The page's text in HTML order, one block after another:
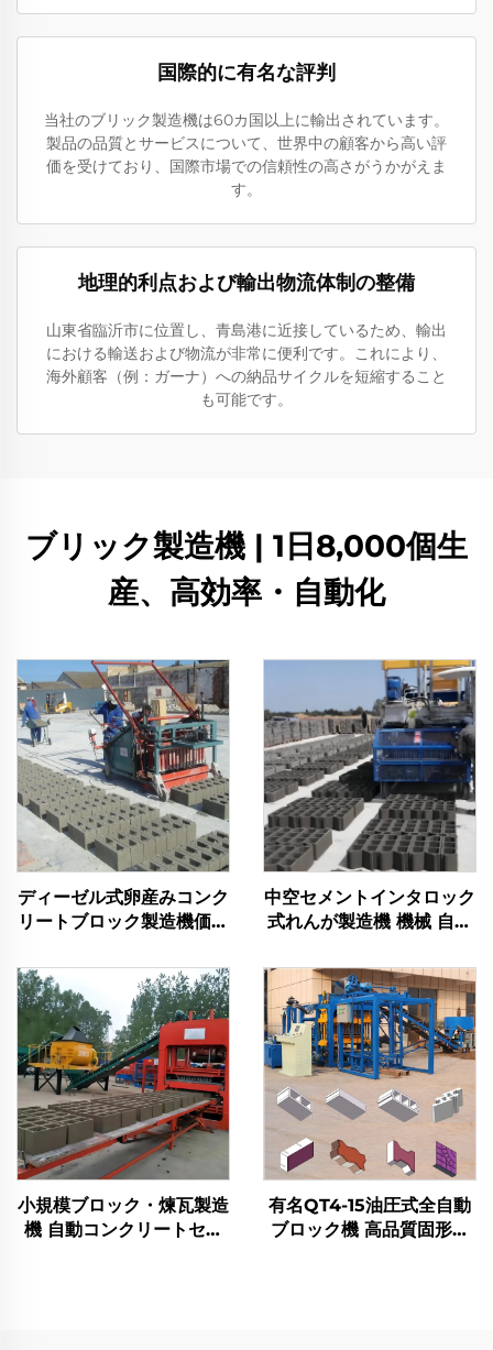
国際的に有名な評判
当社のブリック製造機は60カ国以上に輸出されています。
製品の品質とサービスについて、世界中の顧客から高い評
価を受けており、国際市場での信頼性の高さがうかがえま
す。
地理的利点および輸出物流体制の整備
山東省臨沂市に位置し、青島港に近接しているため、輸出
における輸送および物流が非常に便利です。これにより、
海外顧客（例：ガーナ）への納品サイクルを短縮すること
も可能です。
ブリック製造機 | 1日8,000個生
産、高効率・自動化
ディーゼル式卵産みコンク
リートブロック製造機価格
ロック成型機
中空セメントインタロック
式れんが製造機 機械 自動
ク製造機
小規模ブロック・煉瓦製造
機 自動コンクリートセメ
有名QT4-15油圧式全自動
ブロック機 高品質固形煉